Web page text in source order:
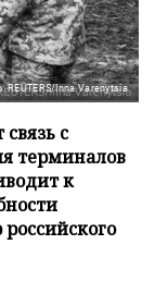
REUTERS/Inna Varenytsia
с
терминалов
к